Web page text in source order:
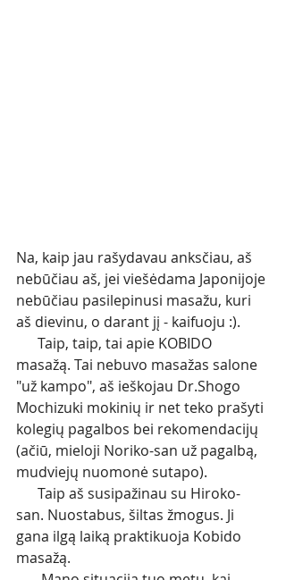
Na, kaip jau rašydavau anksčiau, aš
nebūčiau aš, jei viešėdama Japonijoje
nebūčiau pasilepinusi masažu, kuri
aš dievinu, o darant jį - kaifuoju :).
masažą. Tai nebuvo masažas salone
"už kampo", aš ieškojau Dr.Shogo
Mochizuki mokinių ir net teko prašyti
kolegių pagalbos bei rekomendacijų
(ačiū, mieloji Noriko-san už pagalbą,
mudviejų nuomonė sutapo).
san. Nuostabus, šiltas žmogus. Ji
gana ilgą laiką praktikuoja Kobido
masažą.